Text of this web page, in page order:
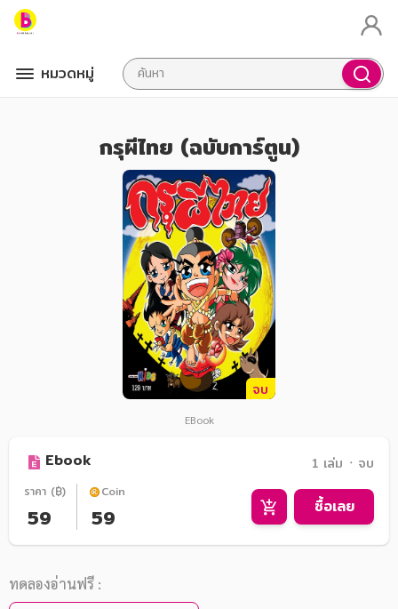
หมวดหมู่
กรุผีไทย (ฉบับการ์ตูน)
จบ
EBook
Ebook 1 เล่ม ᛫ จบ
ราคา (฿)
59
Coin
59 ซื้อเลย
ทดลองอ่านฟรี :